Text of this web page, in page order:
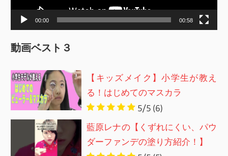
ー
00:00 00:58
動画ベスト３
【キッズメイク】小学生が教え
る！はじめてのマスカラ
5/5 (6)
藍原レナの【くずれにくい、パウ
ダーファンデの塗り方紹介！】